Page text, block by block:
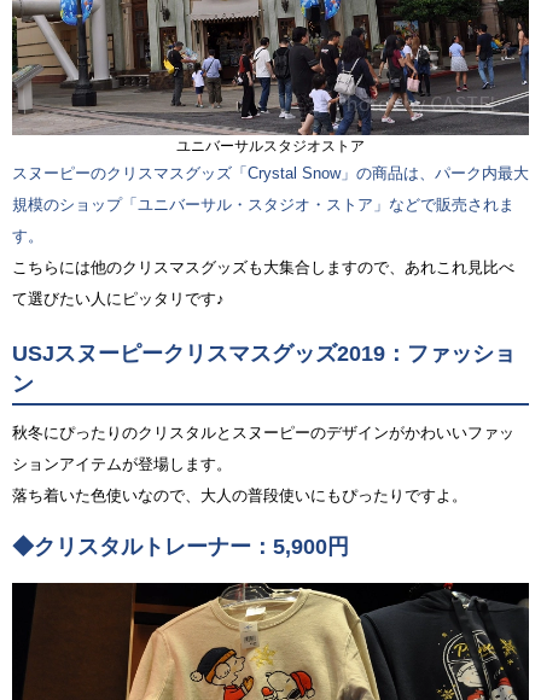
ユニバーサルスタジオストア
スヌーピーのクリスマスグッズ「Crystal Snow」の商品は、パーク内最大
規模のショップ「ユニバーサル・スタジオ・ストア」などで販売されま
す。
こちらには他のクリスマスグッズも大集合しますので、あれこれ見比べ
て選びたい人にピッタリです♪
USJスヌーピークリスマスグッズ2019：ファッショ
ン
秋冬にぴったりのクリスタルとスヌーピーのデザインがかわいいファッ
ションアイテムが登場します。
落ち着いた色使いなので、大人の普段使いにもぴったりですよ。
◆クリスタルトレーナー：5,900円